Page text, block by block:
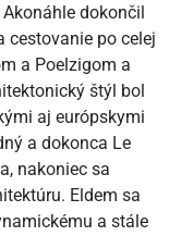
dokončil
cestovanie po celej
a Poelzigom a
štýl bol
aj európskymi
a dokonca Le
nakoniec sa
Eldem sa
a stále